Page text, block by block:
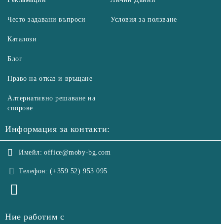
Често задавани въпроси Условия за ползване
Каталози
Блог
Право на отказ и връщане
Алтернативно решаване на
спорове
Информация за контакти:
Имейл: office@moby-bg.com
Телефон: (+359 52) 953 095
Ние работим с